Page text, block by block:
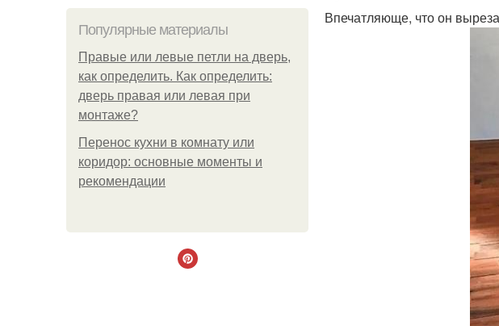
Популярные материалы
Правые или левые петли на дверь,
как определить. Как определить:
дверь правая или левая при
монтаже?
Перенос кухни в комнату или
коридор: основные моменты и
рекомендации
Впечатляюще, что он